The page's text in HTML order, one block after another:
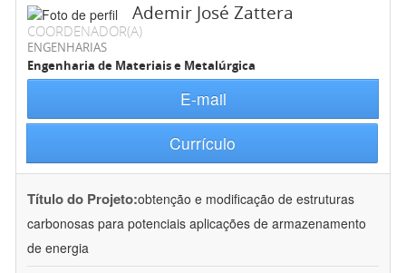
Ademir José Zattera
COORDENADOR(A)
ENGENHARIAS
Engenharia de Materiais e Metalúrgica
E-mail
Currículo
Título do Projeto:obtenção e modificação de estruturas
carbonosas para potenciais aplicações de armazenamento
de energia